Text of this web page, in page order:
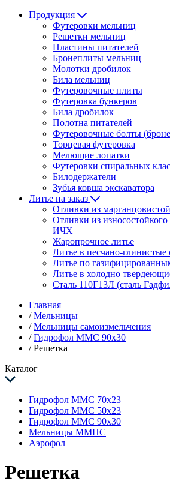
Продукция
Футеровки мельниц
Решетки мельниц
Пластины питателей
Бронеплиты мельниц
Молотки дробилок
Била мельниц
Футеровочные плиты
Футеровка бункеров
Била дробилок
Полотна питателей
Футеровочные болты
Торцевая футеровка
Мелющие лопатки
Футеровки спиральных
Билодержатели
Зубья ковша экскаватора
Литье на заказ
Отливки из
Отливки из
ИЧХ
Жаропрочное литье
Литье в песчано-
Литье по
Литье в холодно
Сталь 110Г13Л (сталь
Главная
/ Мельницы
/ Мельницы самоизмельчения
/ Гидрофол ММС 90х30
/ Решетка
Каталог
Гидрофол ММС 70х23
Гидрофол ММС 50х23
Гидрофол ММС 90х30
Мельницы ММПС
Аэрофол
Решетка